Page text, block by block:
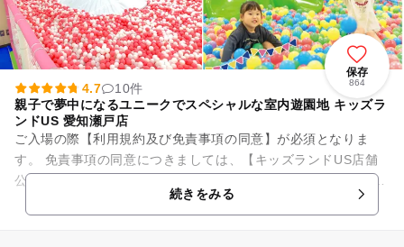
保存
864
4.7
10件
親子で夢中になるユニークでスペシャルな室内遊園地 キッズラ
ンドUS 愛知瀬戸店
ご入場の際【利用規約及び免責事項の同意】が必須となりま
す。 免責事項の同意につきましては、【キッズランドUS店舗
公式LINEアカウントのメニュー】からのご確認、または【店舗
続きをみる